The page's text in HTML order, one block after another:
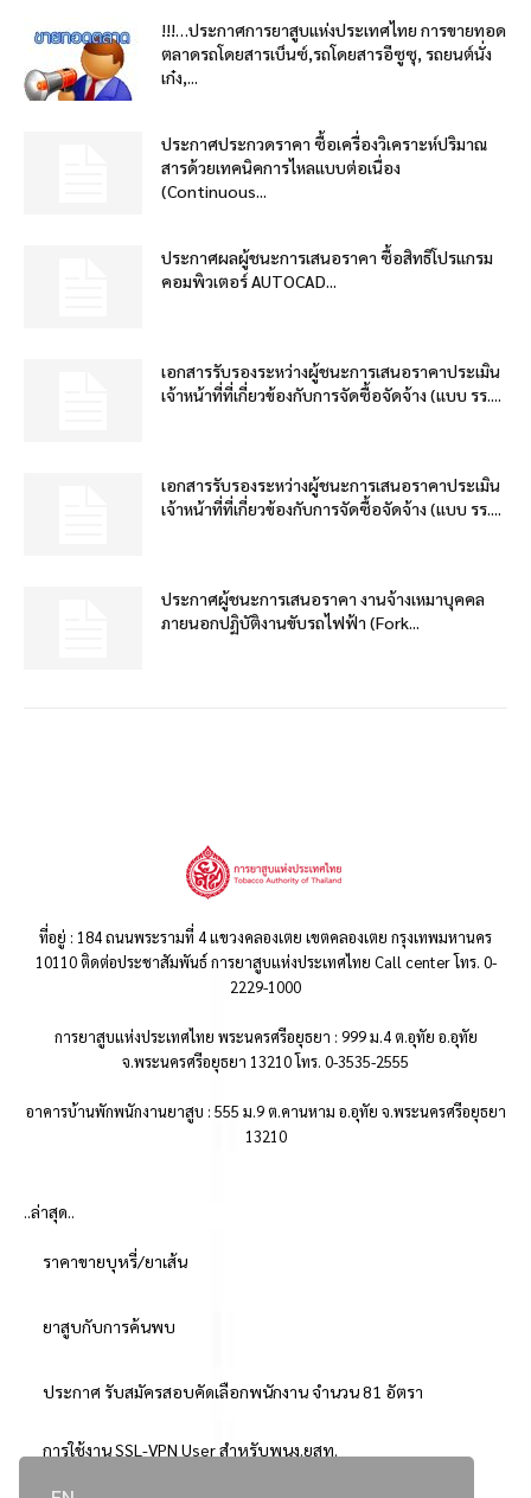
!!!…ประกาศการยาสูบแห่งประเทศไทย การขายทอด
ตลาดรถโดยสารเบ็นซ์,รถโดยสารอีซูซุ, รถยนต์นั่ง
เก๋ง,...
ประกาศประกวดราคา ซื้อเครื่องวิเคราะห์ปริมาณ
สารด้วยเทคนิคการไหลแบบต่อเนื่อง
(Continuous...
ประกาศผลผู้ชนะการเสนอราคา ซื้อสิทธิโปรแกรม
คอมพิวเตอร์ AUTOCAD...
เอกสารรับรองระหว่างผู้ชนะการเสนอราคาประเมิน
เจ้าหน้าที่ที่เกี่ยวข้องกับการจัดซื้อจัดจ้าง (แบบ รร....
เอกสารรับรองระหว่างผู้ชนะการเสนอราคาประเมิน
เจ้าหน้าที่ที่เกี่ยวข้องกับการจัดซื้อจัดจ้าง (แบบ รร....
ประกาศผู้ชนะการเสนอราคา งานจ้างเหมาบุคคล
ภายนอกปฏิบัติงานขับรถไฟฟ้า (Fork...
ที่อยู่ : 184 ถนนพระรามที่ 4 แขวงคลองเตย เขตคลองเตย กรุงเทพมหานคร
10110 ติดต่อประชาสัมพันธ์ การยาสูบแห่งประเทศไทย Call center โทร. 0-
2229-1000
การยาสูบแห่งประเทศไทย พระนครศรีอยุธยา : 999 ม.4 ต.อุทัย อ.อุทัย
จ.พระนครศรีอยุธยา 13210 โทร. 0-3535-2555
อาคารบ้านพักพนักงานยาสูบ : 555 ม.9 ต.คานหาม อ.อุทัย จ.พระนครศรีอยุธยา
13210
..ล่าสุด..
ราคาขายบุหรี่/ยาเส้น
ยาสูบกับการค้นพบ
ประกาศ รับสมัครสอบคัดเลือกพนักงาน จำนวน 81 อัตรา
การใช้งาน SSL-VPN User สำหรับพนง.ยสท.